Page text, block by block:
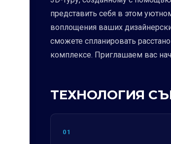
представить себя в этом
воплощения ваших
сможете спланировать
комплексе. Приглашаем вас
ТЕХНОЛОГИЯ
01